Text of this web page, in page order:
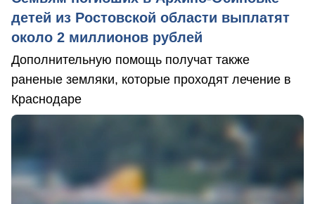
детей из Ростовской области выплатят
около 2 миллионов рублей
Дополнительную помощь получат также
раненые земляки, которые проходят лечение в
Краснодаре